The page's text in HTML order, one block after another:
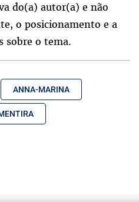
do(a) autor(a) e não
o posicionamento e a
sobre o tema.
ANNA-MARINA